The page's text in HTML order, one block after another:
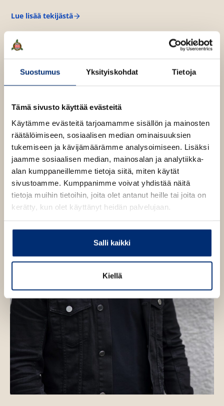
Suostumus Yksityiskohdat Tietoja
Tämä sivusto käyttää evästeitä
Käytämme evästeitä tarjoamamme sisällön ja mainosten
räätälöimiseen, sosiaalisen median ominaisuuksien
tukemiseen ja kävijämäärämme analysoimiseen. Lisäksi
jaamme sosiaalisen median, mainosalan ja analytiikka-
alan kumppaneillemme tietoja siitä, miten käytät
sivustoamme. Kumppanimme voivat yhdistää näitä
tietoja muihin tietoihin, joita olet antanut heille tai joita on
kerätty, kun olet käyttänyt heidän palvelujaan.
Salli kaikki
Kiellä
n
v
i
e
e
n
e
v
l
i
e
h
t
e
e
n
Lue lisää tekijästä
J
h
o